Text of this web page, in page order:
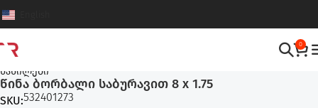
0
ნაწილები
წინა ბორბალი საბურავით 8 x 1.75
SKU:532401273